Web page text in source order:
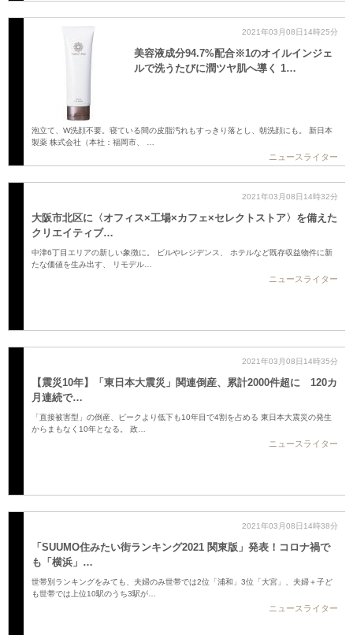
2021年03月08日14時25分
美容液成分94.7%配合※1のオイルインジェ
ルで洗うたびに潤ツヤ肌へ導く 1…
泡立て、W洗顔不要。寝ている間の皮脂汚れもすっきり落とし、朝洗顔にも。 新日本
製薬 株式会社（本社：福岡市、 …
ニュースライター
2021年03月08日14時32分
大阪市北区に〈オフィス×工場×カフェ×セレクトストア〉を備えた
クリエイティブ…
中津6丁目エリアの新しい象徴に。 ビルやレジデンス、 ホテルなど既存収益物件に新
たな価値を生み出す、 リモデル…
ニュースライター
2021年03月08日14時35分
【震災10年】「東日本大震災」関連倒産、累計2000件超に 120カ
月連続で…
「直接被害型」の倒産、ピークより低下も10年目で4割を占める 東日本大震災の発生
からまもなく10年となる。 政…
ニュースライター
2021年03月08日14時38分
「SUUMO住みたい街ランキング2021 関東版」発表！コロナ禍で
も「横浜」…
世帯別ランキングをみても、夫婦のみ世帯では2位「浦和」3位「大宮」、夫婦＋子ど
も世帯では上位10駅のうち3駅が…
ニュースライター